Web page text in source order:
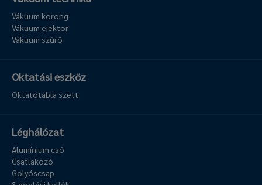
Vákuum korong
Vákuum ejektor
Vákuum szűrő
Oktatási eszköz
Oktatótábla szett
Léghálózat
Alumínium cső
Csatlakozó
Golyóscsap